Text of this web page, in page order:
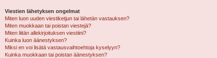
Viestien lähetyksen ongelmat
Miten luon uuden viestiketjun tai lähetän vastauksen?
Miten muokkaan tai poistan viestejä?
Miten liitän allekirjoituksen viestiini?
Kuinka luon äänestyksen?
Miksi en voi lisätä vastausvaihtoehtoja kyselyyn?
Kuinka muokkaan tai poistan äänestyksen?